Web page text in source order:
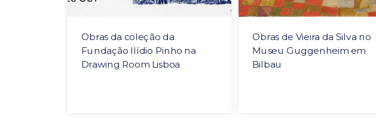
Obras da coleção da
Fundação Ilídio Pinho na
Drawing Room Lisboa
Obras de Vieira da Silva no
Museu Guggenheim em
Bilbau